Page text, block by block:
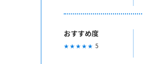
おすすめ度
★ ★ ★ ★ ★ 5